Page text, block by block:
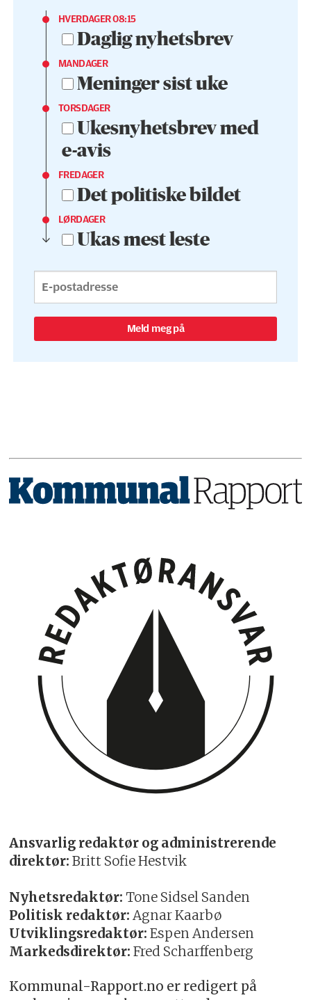
HVERDAGER 08:15
Daglig nyhetsbrev
MANDAGER
Meninger sist uke
TORSDAGER
Ukesnyhetsbrev med
e-avis
FREDAGER
Det politiske bildet
LØRDAGER
Ukas mest leste
Meld meg på
Ansvarlig redaktør og administrerende
direktør: Britt Sofie Hestvik
Nyhetsredaktør: Tone Sidsel Sanden
Politisk redaktør: Agnar Kaarbø
Utviklingsredaktør: Espen Andersen
Markedsdirektør: Fred Scharffenberg
Kommunal-Rapport.no er redigert på